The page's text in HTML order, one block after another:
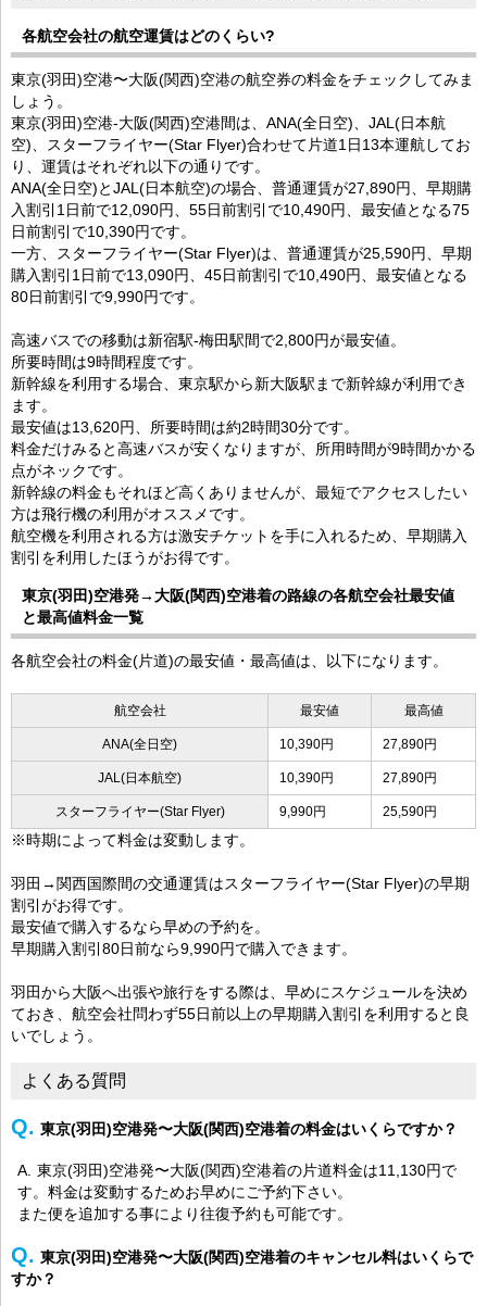
各航空会社の航空運賃はどのくらい?
東京(羽田)空港〜大阪(関西)空港の航空券の料金をチェックしてみま
しょう。
東京(羽田)空港-大阪(関西)空港間は、ANA(全日空)、JAL(日本航
空)、スターフライヤー(Star Flyer)合わせて片道1日13本運航してお
り、運賃はそれぞれ以下の通りです。
ANA(全日空)とJAL(日本航空)の場合、普通運賃が27,890円、早期購
入割引1日前で12,090円、55日前割引で10,490円、最安値となる75
日前割引で10,390円です。
一方、スターフライヤー(Star Flyer)は、普通運賃が25,590円、早期
購入割引1日前で13,090円、45日前割引で10,490円、最安値となる
80日前割引で9,990円です。
高速バスでの移動は新宿駅-梅田駅間で2,800円が最安値。
所要時間は9時間程度です。
新幹線を利用する場合、東京駅から新大阪駅まで新幹線が利用でき
ます。
最安値は13,620円、所要時間は約2時間30分です。
料金だけみると高速バスが安くなりますが、所用時間が9時間かかる
点がネックです。
新幹線の料金もそれほど高くありませんが、最短でアクセスしたい
方は飛行機の利用がオススメです。
航空機を利用される方は激安チケットを手に入れるため、早期購入
割引を利用したほうがお得です。
東京(羽田)空港発→大阪(関西)空港着の路線の各航空会社最安値
と最高値料金一覧
各航空会社の料金(片道)の最安値・最高値は、以下になります。
航空会社 最安値 最高値
ANA(全日空) 10,390円 27,890円
JAL(日本航空) 10,390円 27,890円
スターフライヤー(Star Flyer) 9,990円 25,590円
※時期によって料金は変動します。
羽田→関西国際間の交通運賃はスターフライヤー(Star Flyer)の早期
割引がお得です。
最安値で購入するなら早めの予約を。
早期購入割引80日前なら9,990円で購入できます。
羽田から大阪へ出張や旅行をする際は、早めにスケジュールを決め
ておき、航空会社問わず55日前以上の早期購入割引を利用すると良
いでしょう。
よくある質問
東京(羽田)空港発〜大阪(関西)空港着の料金はいくらですか？
東京(羽田)空港発〜大阪(関西)空港着の片道料金は11,130円で
す。料金は変動するためお早めにご予約下さい。
また便を追加する事により往復予約も可能です。
東京(羽田)空港発〜大阪(関西)空港着のキャンセル料はいくらで
すか？